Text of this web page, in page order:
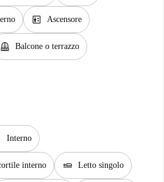
elevator Ascensore
balcony Balcone o terrazzo
Interno
interno airline_seat_flat Letto singolo